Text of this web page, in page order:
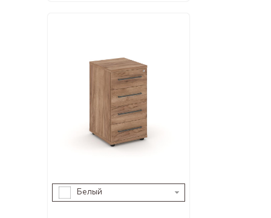
Белый